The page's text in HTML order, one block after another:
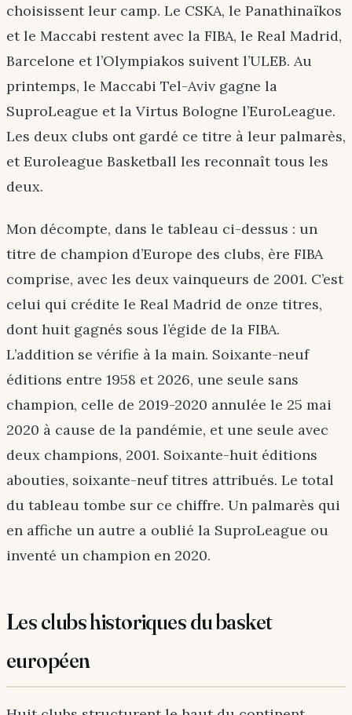
choisissent leur camp. Le CSKA, le Panathinaïkos
et le Maccabi restent avec la FIBA, le Real Madrid,
Barcelone et l’Olympiakos suivent l’ULEB. Au
printemps, le Maccabi Tel-Aviv gagne la
SuproLeague et la Virtus Bologne l’EuroLeague.
Les deux clubs ont gardé ce titre à leur palmarès,
et Euroleague Basketball les reconnaît tous les
deux.
Mon décompte, dans le tableau ci-dessus : un
titre de champion d’Europe des clubs, ère FIBA
comprise, avec les deux vainqueurs de 2001. C’est
celui qui crédite le Real Madrid de onze titres,
dont huit gagnés sous l’égide de la FIBA.
L’addition se vérifie à la main. Soixante-neuf
éditions entre 1958 et 2026, une seule sans
champion, celle de 2019-2020 annulée le 25 mai
2020 à cause de la pandémie, et une seule avec
deux champions, 2001. Soixante-huit éditions
abouties, soixante-neuf titres attribués. Le total
du tableau tombe sur ce chiffre. Un palmarès qui
en affiche un autre a oublié la SuproLeague ou
inventé un champion en 2020.
Les clubs historiques du basket
européen